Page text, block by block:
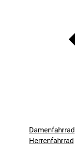
Damenfahrrad
Herrenfahrrad